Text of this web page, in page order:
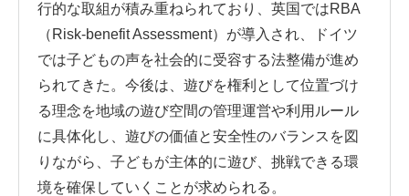
行的な取組が積み重ねられており、英国ではRBA
（Risk-benefit Assessment）が導入され、ドイツ
では子どもの声を社会的に受容する法整備が進め
られてきた。今後は、遊びを権利として位置づけ
る理念を地域の遊び空間の管理運営や利用ルール
に具体化し、遊びの価値と安全性のバランスを図
りながら、子どもが主体的に遊び、挑戦できる環
境を確保していくことが求められる。